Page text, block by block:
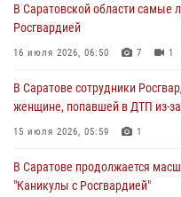
В Саратове сотрудники
женщине, попавшей в ДТП из-за
В Саратове продолжается
"Каникулы с Росгвардией"
В Саратовской области при
В Саратовской области самые
Росгвардией
16 июля 2026, 06:50 7 1
В Саратове сотрудники
женщине, попавшей в ДТП из-за
15 июля 2026, 05:59 1
В Саратове продолжается
"Каникулы с Росгвардией"